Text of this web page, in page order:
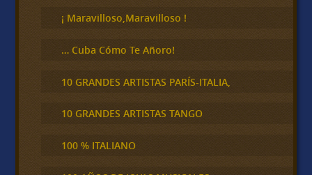
¡ Maravilloso,Maravilloso !
… Cuba Cómo Te Añoro!
10 GRANDES ARTISTAS PARÍS-ITALIA,
10 GRANDES ARTISTAS TANGO
100 % ITALIANO